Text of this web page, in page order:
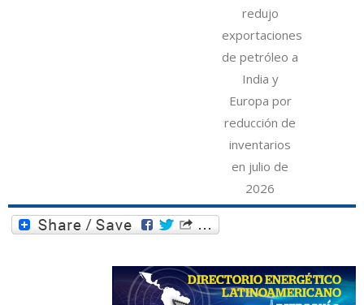
redujo
exportaciones
de petróleo a
India y
Europa por
reducción de
inventarios
en julio de
2026